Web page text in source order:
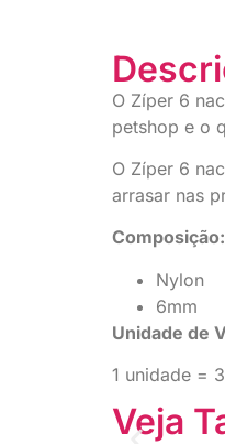
O Zíper 6
petshop e o
O Zíper 6
arrasar nas
Composição:
Nylon
6mm
Unidade de
1 unidade =
Veja